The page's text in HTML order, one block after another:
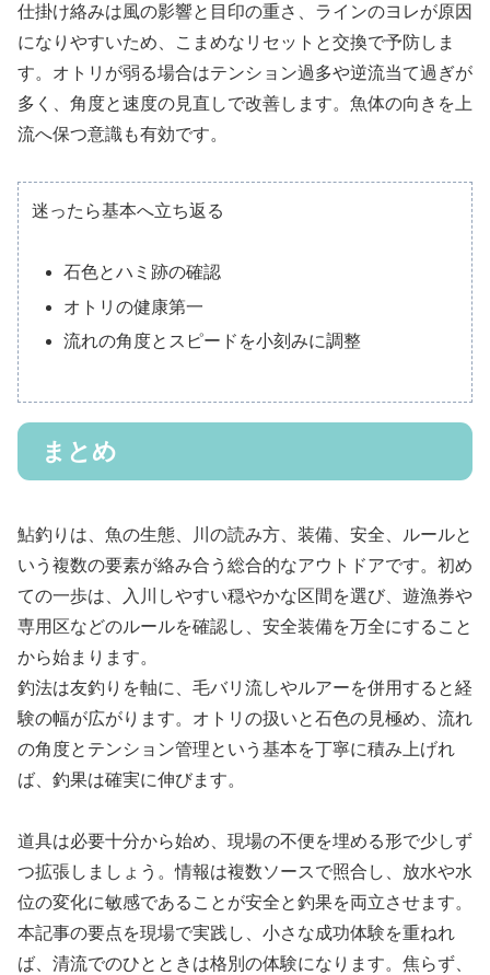
仕掛け絡みは風の影響と目印の重さ、ラインのヨレが原因
になりやすいため、こまめなリセットと交換で予防しま
す。オトリが弱る場合はテンション過多や逆流当て過ぎが
多く、角度と速度の見直しで改善します。魚体の向きを上
流へ保つ意識も有効です。
迷ったら基本へ立ち返る
石色とハミ跡の確認
オトリの健康第一
流れの角度とスピードを小刻みに調整
まとめ
鮎釣りは、魚の生態、川の読み方、装備、安全、ルールと
いう複数の要素が絡み合う総合的なアウトドアです。初め
ての一歩は、入川しやすい穏やかな区間を選び、遊漁券や
専用区などのルールを確認し、安全装備を万全にすること
から始まります。
釣法は友釣りを軸に、毛バリ流しやルアーを併用すると経
験の幅が広がります。オトリの扱いと石色の見極め、流れ
の角度とテンション管理という基本を丁寧に積み上げれ
ば、釣果は確実に伸びます。
道具は必要十分から始め、現場の不便を埋める形で少しず
つ拡張しましょう。情報は複数ソースで照合し、放水や水
位の変化に敏感であることが安全と釣果を両立させます。
本記事の要点を現場で実践し、小さな成功体験を重ねれ
ば、清流でのひとときは格別の体験になります。焦らず、